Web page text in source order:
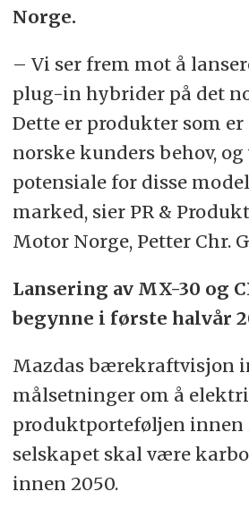
Norge.
– Vi ser frem mot å
plug-in hybrider på det
Dette er produkter som
norske kunders behov,
potensiale for disse
marked, sier PR &
Motor Norge, Petter Chr.
Lansering av MX-30 og
begynne i første halvår
Mazdas bærekraftvisjon
målsetninger om å
produktporteføljen innen
selskapet skal være
innen 2050.